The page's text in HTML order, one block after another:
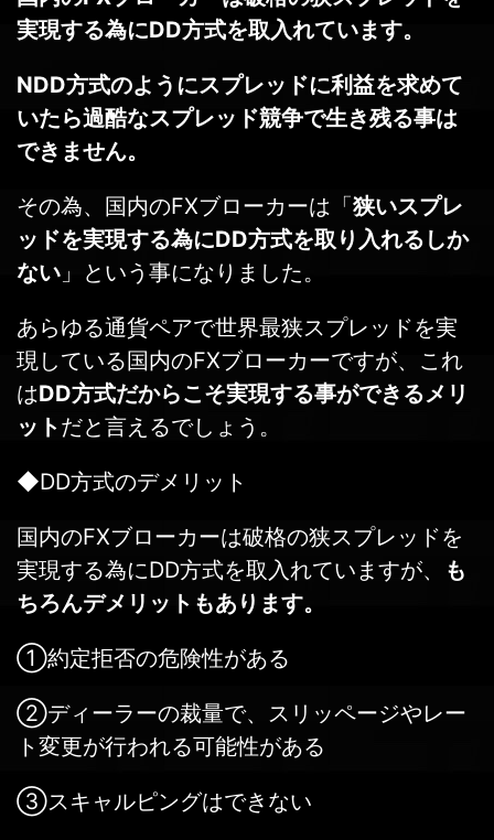
実現する為にDD方式を取入れています。
NDD方式のようにスプレッドに利益を求めて
いたら過酷なスプレッド競争で生き残る事は
できません。
その為、国内のFXブローカーは「狭いスプレ
ッドを実現する為にDD方式を取り入れるしか
ない 」という事になりました。
あらゆる通貨ペアで世界最狭スプレッドを実
現している国内のFXブローカーですが、これ
はDD方式だからこそ実現する事ができるメリ
ット だと言えるでしょう。
◆DD方式のデメリット
国内のFXブローカーは破格の狭スプレッドを
実現する為にDD方式を取入れていますが、
も
ちろんデメリットもあります。
①約定拒否の危険性がある
②ディーラーの裁量で、スリッページやレー
ト変更が行われる可能性がある
③スキャルピングはできない